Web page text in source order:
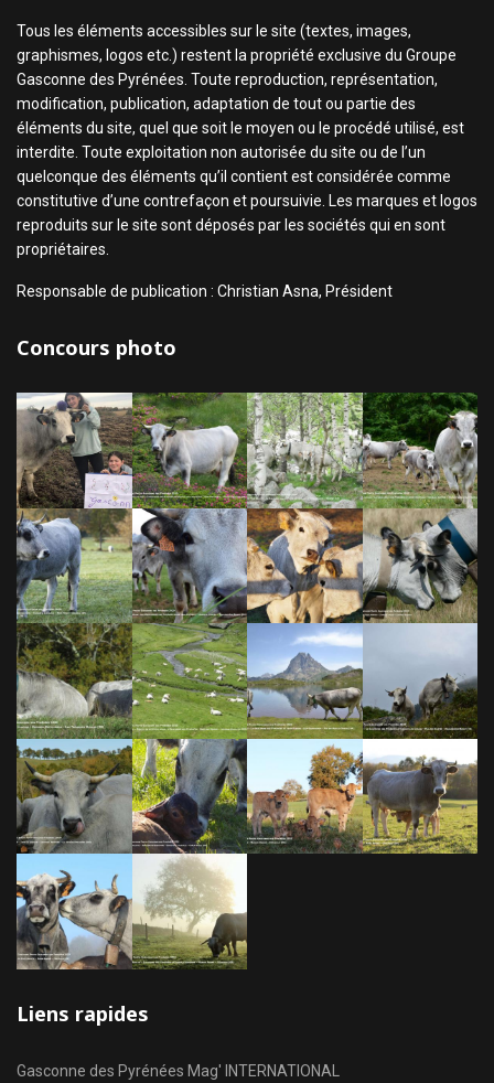
Tous les éléments accessibles sur le site (textes, images,
graphismes, logos etc.) restent la propriété exclusive du Groupe
Gasconne des Pyrénées. Toute reproduction, représentation,
modification, publication, adaptation de tout ou partie des
éléments du site, quel que soit le moyen ou le procédé utilisé, est
interdite. Toute exploitation non autorisée du site ou de l’un
quelconque des éléments qu’il contient est considérée comme
constitutive d’une contrefaçon et poursuivie. Les marques et logos
reproduits sur le site sont déposés par les sociétés qui en sont
propriétaires.
Responsable de publication : Christian Asna, Président
Concours photo
Liens rapides
Gasconne des Pyrénées Mag' INTERNATIONAL